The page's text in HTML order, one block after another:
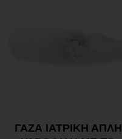
ΓΑΖΑ ΙΑΤΡΙΚΗ ΑΠΛΗ